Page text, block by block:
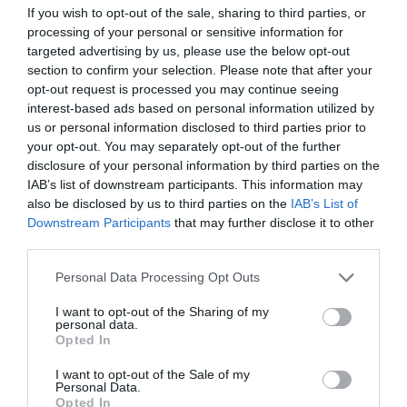
If you wish to opt-out of the sale, sharing to third parties, or
processing of your personal or sensitive information for
targeted advertising by us, please use the below opt-out
section to confirm your selection. Please note that after your
opt-out request is processed you may continue seeing
interest-based ads based on personal information utilized by
us or personal information disclosed to third parties prior to
your opt-out. You may separately opt-out of the further
disclosure of your personal information by third parties on the
IAB’s list of downstream participants. This information may
also be disclosed by us to third parties on the IAB’s List of
Downstream Participants that may further disclose it to other
Please note that this website/app uses one or more Google
not limited to your visit or usage behaviour. You may click to
grant or deny consent to Google and its third-party tags to
use your data for below specified purposes in below Google
consent section.
Personal Data Processing Opt Outs
I want to opt-out of the Sharing of my
personal data.
Opted In
I want to opt-out of the Sale of my
Personal Data.
Opted In
κυρίως στα έξυπνα κινητά τηλέφωνα ή τις
μπαταρίες των ηλεκτροκίνητων οχημάτων,
βασικός προμηθευτής των οποίων είναι
παγκοσμίως η Κίνα, βρέθηκαν στο επίκεντρο
των συνομιλιών στο Λονδίνο, με τις ΗΠΑ να
προσάπτουν στο Πεκίνο ότι επιβραδύνει την
εξαγωγή τους.
ΔΙΑΦΗΜΙΣΗ